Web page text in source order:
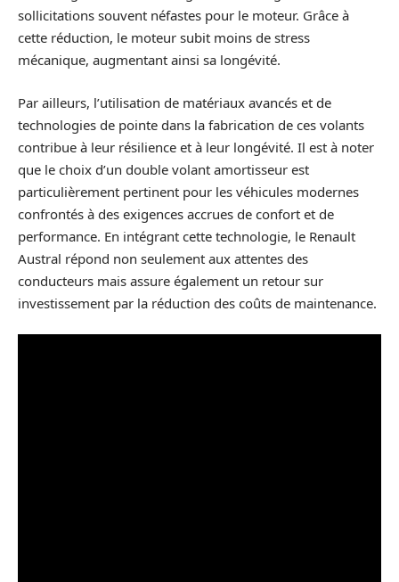
sollicitations souvent néfastes pour le moteur. Grâce à
cette réduction, le moteur subit moins de stress
mécanique, augmentant ainsi sa longévité.
Par ailleurs, l’utilisation de matériaux avancés et de
technologies de pointe dans la fabrication de ces volants
contribue à leur résilience et à leur longévité. Il est à noter
que le choix d’un double volant amortisseur est
particulièrement pertinent pour les véhicules modernes
confrontés à des exigences accrues de confort et de
performance. En intégrant cette technologie, le Renault
Austral répond non seulement aux attentes des
conducteurs mais assure également un retour sur
investissement par la réduction des coûts de maintenance.